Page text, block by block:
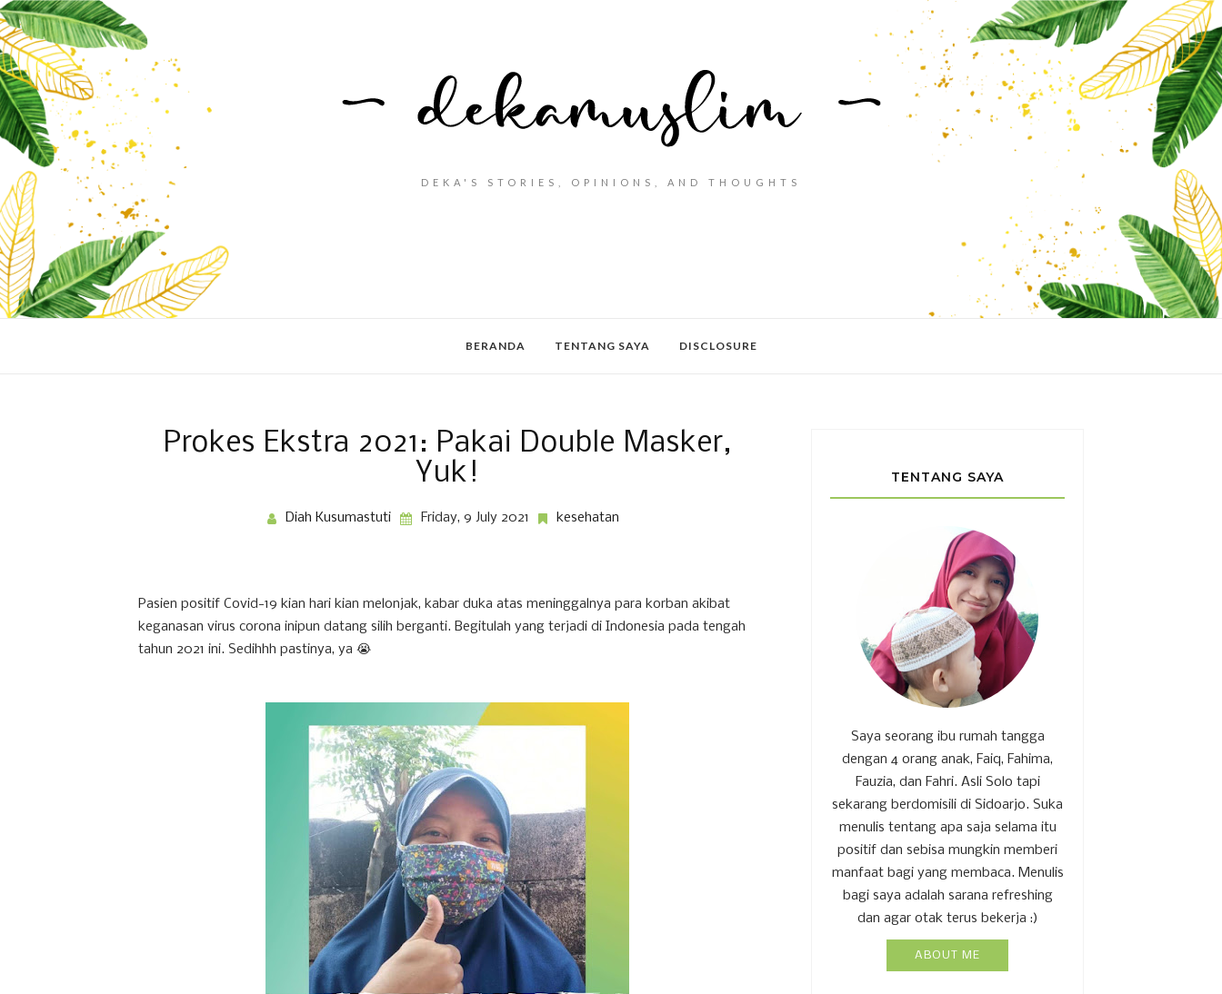
DEKA'S STORIES, OPINIONS, AND THOUGHTS
BERANDA TENTANG SAYA DISCLOSURE
Prokes Ekstra 2021: Pakai Double Masker,
Yuk!
Diah Kusumastuti Friday, 9 July 2021 kesehatan
Pasien positif Covid-19 kian hari kian melonjak, kabar duka atas meninggalnya para korban akibat
keganasan virus corona inipun datang silih berganti. Begitulah yang terjadi di Indonesia pada tengah
tahun 2021 ini. Sedihhh pastinya, ya 😭
TENTANG SAYA
Saya seorang ibu rumah tangga
dengan 4 orang anak, Faiq, Fahima,
Fauzia, dan Fahri. Asli Solo tapi
sekarang berdomisili di Sidoarjo. Suka
menulis tentang apa saja selama itu
positif dan sebisa mungkin memberi
manfaat bagi yang membaca. Menulis
bagi saya adalah sarana refreshing
dan agar otak terus bekerja :)
ABOUT ME